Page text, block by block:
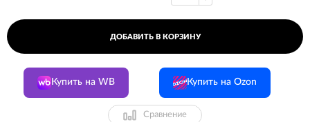
ДОБАВИТЬ В КОРЗИНУ
Купить на WB Купить на Ozon
Сравнение